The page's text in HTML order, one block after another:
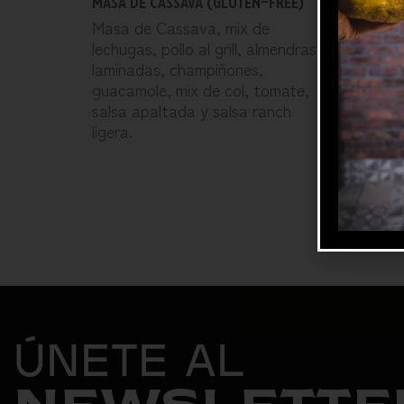
MASA DE CASSAVA (GLUTEN-FREE)
Masa de Cassava, mix de
lechugas, pollo al grill, almendras
laminadas, champiñones,
guacamole, mix de col, tomate,
salsa apaltada y salsa ranch
ligera.
de col,
fideos
ÚNETE AL